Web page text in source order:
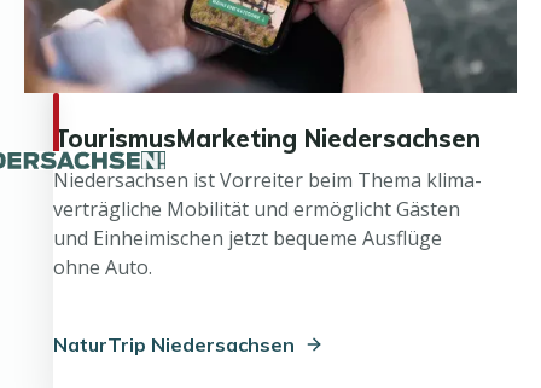
TourismusMarketing Niedersachsen
Niedersachsen ist Vorreiter beim Thema klima-
verträgliche Mobilität und ermöglicht Gästen
und Einheimischen jetzt bequeme Ausflüge
ohne Auto.
NaturTrip Niedersachsen